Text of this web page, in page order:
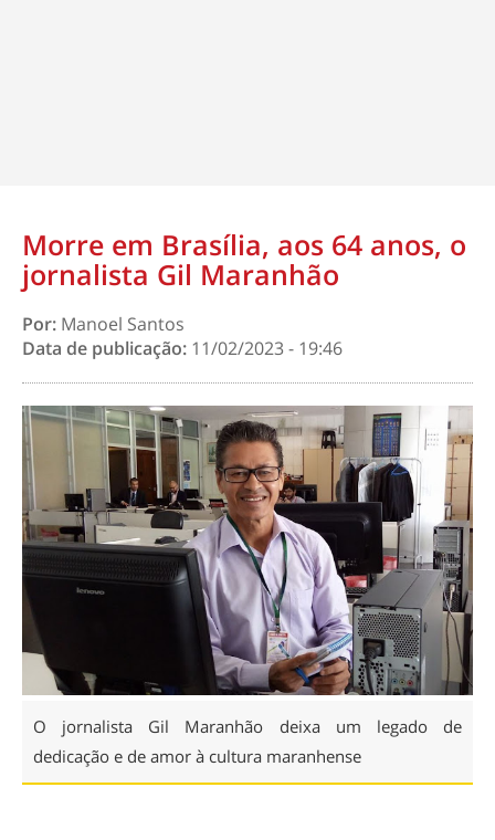
Morre em Brasília, aos 64 anos, o
jornalista Gil Maranhão
Por: Manoel Santos
Data de publicação: 11/02/2023 - 19:46
O jornalista Gil Maranhão deixa um legado de
dedicação e de amor à cultura maranhense